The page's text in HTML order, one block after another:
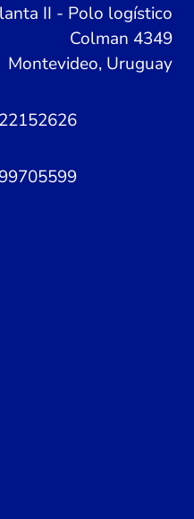
II - Polo logístico
Colman 4349
Montevideo, Uruguay